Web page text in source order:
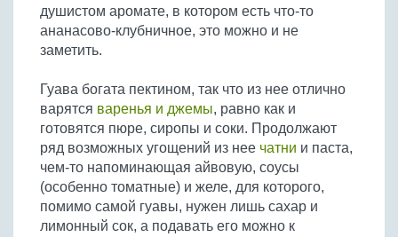
душистом аромате, в котором есть что-то
ананасово-клубничное, это можно и не
заметить.
Гуава богата пектином, так что из нее отлично
варятся варенья и джемы, равно как и
готовятся пюре, сиропы и соки. Продолжают
ряд возможных угощений из нее чатни и паста,
чем-то напоминающая айвовую, соусы
(особенно томатные) и желе, для которого,
помимо самой гуавы, нужен лишь сахар и
лимонный сок, а подавать его можно к